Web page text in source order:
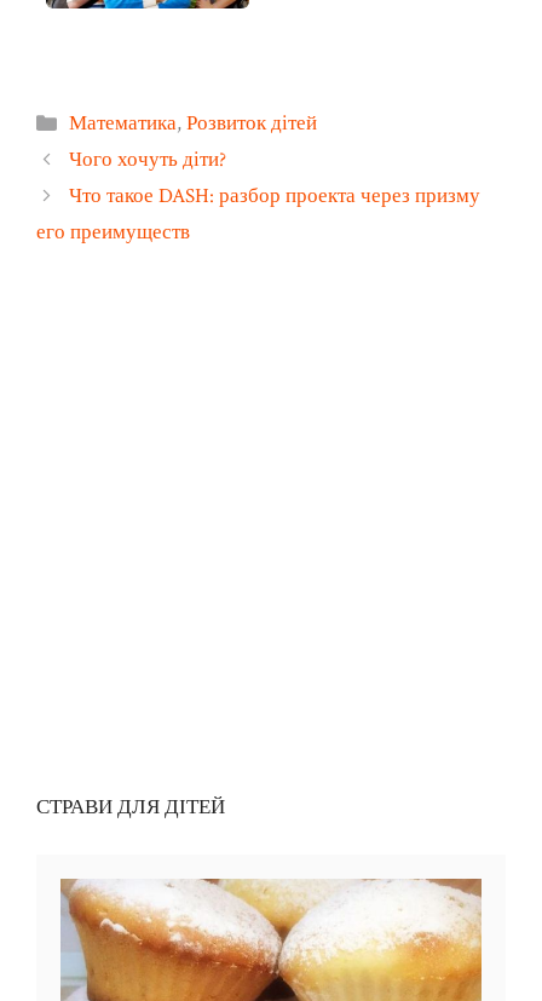
Категорії
Математика,Розвиток дітей
Чого хочуть діти?
Что такое DASH: разбор проекта через призму
его преимуществ
СТРАВИ ДЛЯ ДІТЕЙ